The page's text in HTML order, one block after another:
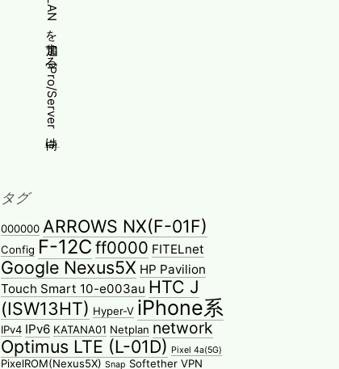
タグ
000000 ARROWS NX(F-01F)
Config F-12C ff0000 FITELnet
Google Nexus5X HP Pavilion
Touch Smart 10-e003au HTC J
(ISW13HT) Hyper-V iPhone系
IPv4 IPv6 KATANA01 Netplan network
Optimus LTE (L-01D) Pixel 4a(5G)
PixelROM(Nexus5X) Snap Softether VPN